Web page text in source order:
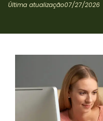
Última atualização07/27/2026